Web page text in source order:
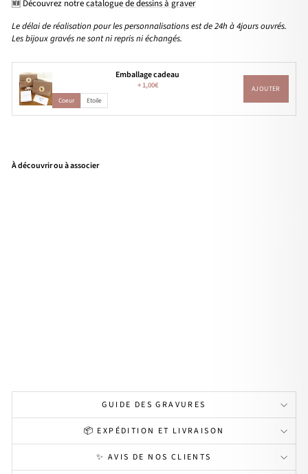
🆕 Découvrez notrecatalogue de dessins à graver
Le délai de réalisation pour les personnalisations est de 24h à 4jours ouvrés.
Les bijoux gravés ne sont ni repris ni échangés.
Emballage cadeau
+1,00€
Coeur Etoile
AJOUTER
À découvrir ou à associer
GUIDE DES GRAVURES
📦 EXPÉDITION ET LIVRAISON
✨ AVIS DE NOS CLIENTS